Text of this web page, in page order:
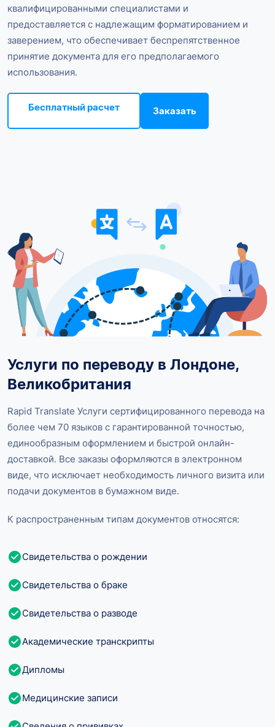
квалифицированными специалистами и
предоставляется с надлежащим форматированием и
заверением, что обеспечивает беспрепятственное
принятие документа для его предполагаемого
использования.
Бесплатный расчет Заказать
Услуги по переводу в Лондоне,
Великобритания
Rapid Translate Услуги сертифицированного перевода на
более чем 70 языков с гарантированной точностью,
единообразным оформлением и быстрой онлайн-
доставкой. Все заказы оформляются в электронном
виде, что исключает необходимость личного визита или
подачи документов в бумажном виде.
К распространенным типам документов относятся:
Свидетельства о рождении
Свидетельства о браке
Свидетельства о разводе
Академические транскрипты
Дипломы
Медицинские записи